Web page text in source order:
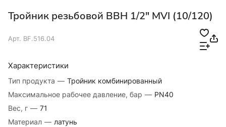
Тройник резьбовой ВВН 1/2" MVI (10/120)
Арт. BF.516.04
Характеристики
Тип продукта — Тройник комбинированный
Максимальное рабочее давление, бар — PN40
Вес, г — 71
Материал — латунь